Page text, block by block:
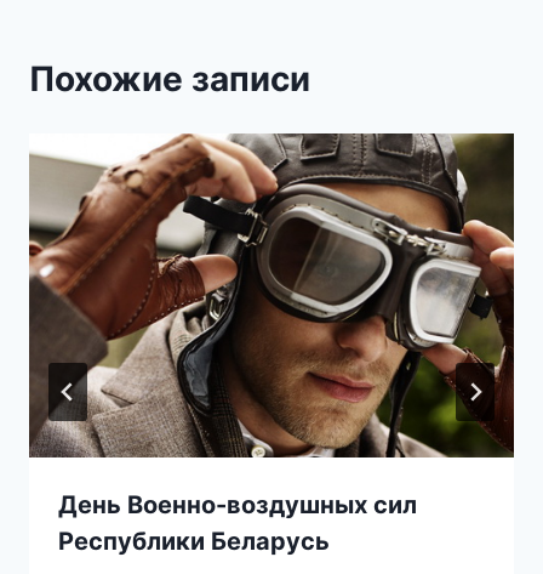
Похожие записи
День Военно-воздушных сил
Республики Беларусь